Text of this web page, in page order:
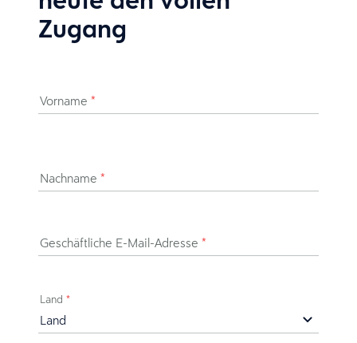
Zugang
Vorname *
Nachname *
Geschäftliche E-Mail-Adresse *
Land *